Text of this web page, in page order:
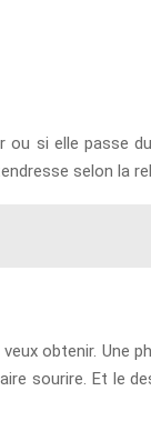
ou si elle passe
selon la
obtenir. Une
sourire. Et le